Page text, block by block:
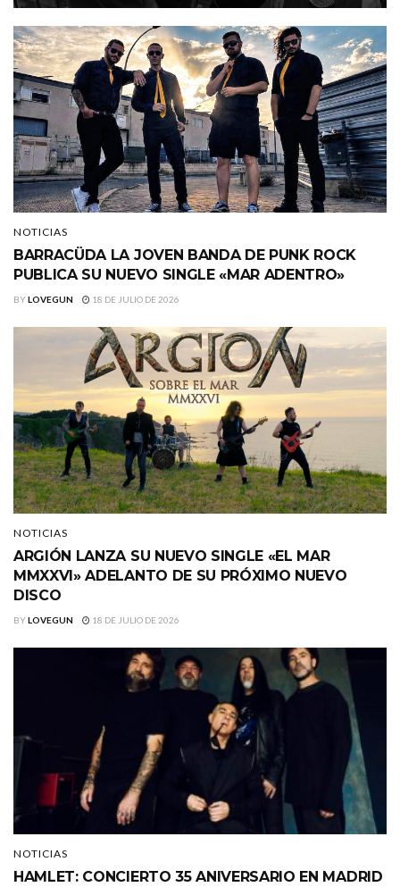
NOTICIAS
BARRACÜDA LA JOVEN BANDA DE PUNK ROCK
PUBLICA SU NUEVO SINGLE «MAR ADENTRO»
BYLOVEGUN 18 DE JULIO DE 2026
NOTICIAS
ARGIÓN LANZA SU NUEVO SINGLE «EL MAR
MMXXVI» ADELANTO DE SU PRÓXIMO NUEVO
DISCO
BYLOVEGUN 18 DE JULIO DE 2026
NOTICIAS
HAMLET: CONCIERTO 35 ANIVERSARIO EN MADRID